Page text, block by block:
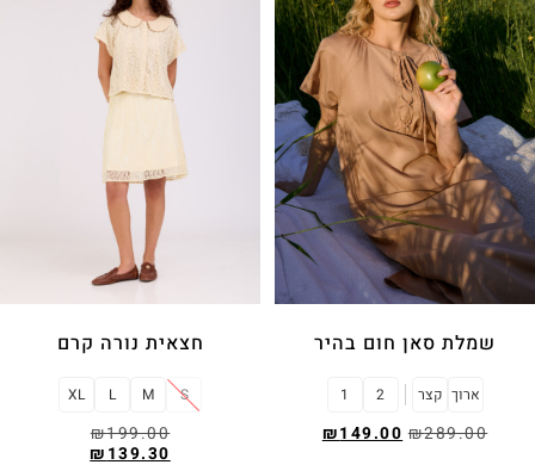
שמלת סאן חום בהיר
ארוך קצר 2
1
₪289.00
₪149.00
חצאית נורה קרם
S
M
L
XL
₪199.00
₪139.30